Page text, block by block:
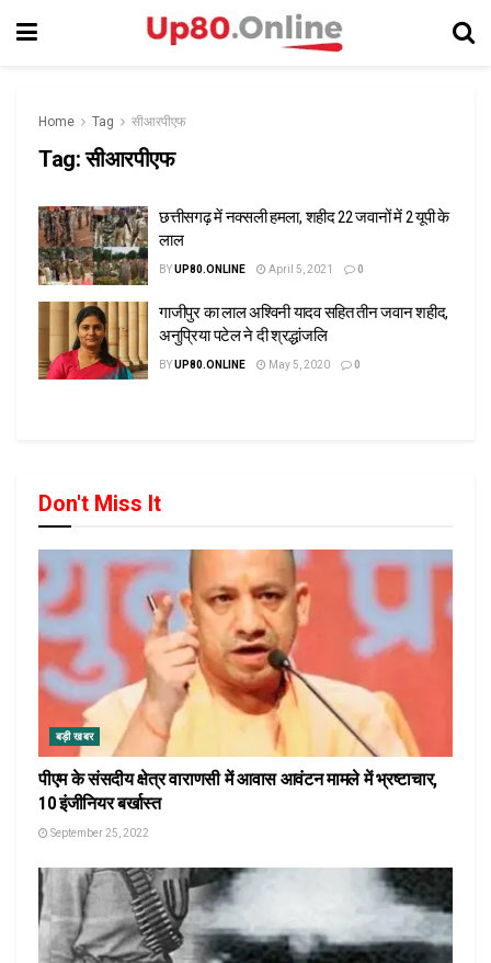
Home Tag सीआरपीएफ
Tag:सीआरपीएफ
छत्तीसगढ़ में नक्सली हमला, शहीद 22 जवानों में 2 यूपी के
लाल
BYUP80.ONLINE April 5, 2021 0
गाजीपुर का लाल अश्विनी यादव सहित तीन जवान शहीद,
अनुप्रिया पटेल ने दी श्रद्धांजलि
BYUP80.ONLINE May 5, 2020 0
Don't Miss It
बड़ी खबर
पीएम के संसदीय क्षेत्र वाराणसी में आवास आवंटन मामले में भ्रष्टाचार,
10 इंजीनियर बर्खास्त
September 25, 2022